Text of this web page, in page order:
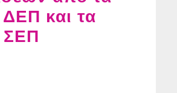
ΔΕΠ και τα
ΣΕΠ